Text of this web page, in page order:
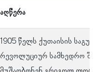
აღწერა
1905 წელს ქუთაისის
რევოლუციურ სამხედრო